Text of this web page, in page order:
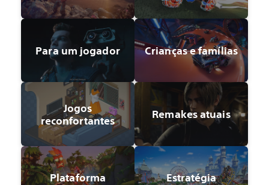
Para um jogador Crianças e famílias
Jogos
reconfortantes
Remakes atuais
Plataforma Estratégia